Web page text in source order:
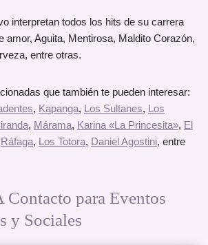
interpretan todos los hits de su carrera
amor, Aguita, Mentirosa, Maldito Corazón,
entre otras.
que también te pueden interesar:
, Kapanga, Los Sultanes, Los
, Márama, Karina «La Princesita», El
Ráfaga, Los Totora, Daniel Agostini, entre
para Eventos
y Sociales